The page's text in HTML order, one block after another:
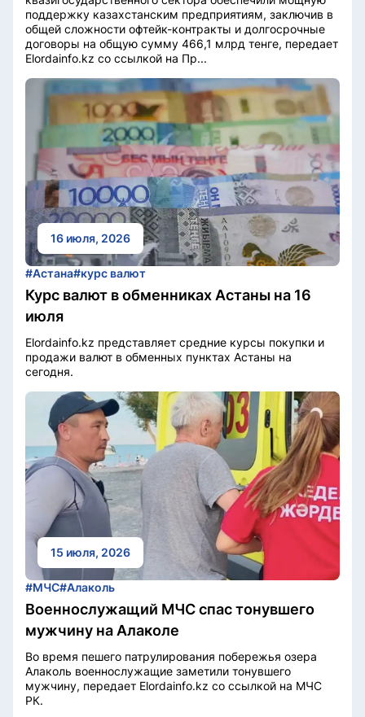
поддержку казахстанским предприятиям, заключив в
общей сложности офтейк-контракты и долгосрочные
договоры на общую сумму 466,1 млрд тенге, передает
Elordainfo.kz со ссылкой на Пр...
16 июля, 2026
#Астана#курс валют
Курс валют в обменниках Астаны на 16
июля
Elordainfo.kz представляет средние курсы покупки и
продажи валют в обменных пунктах Астаны на
сегодня.
15 июля, 2026
#МЧС#Алаколь
Военнослужащий МЧС спас тонувшего
мужчину на Алаколе
Во время пешего патрулирования побережья озера
Алаколь военнослужащие заметили тонувшего
мужчину, передает Elordainfo.kz со ссылкой на МЧС
РК.